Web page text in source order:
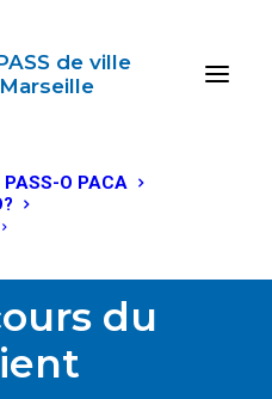
de ville
Marseille
O PACA
du